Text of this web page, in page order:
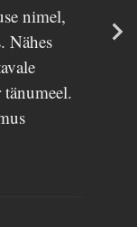
nimel,
Nähes
tänumeel.